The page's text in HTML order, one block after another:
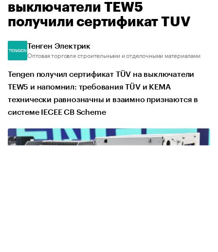
выключатели TEW5
получили сертификат TUV
Тенген Электрик
Оптовая торговля строительными и отделочными материалами
Tengen получил сертификат TÜV на выключатели
TEW5 и напомнил: требования TÜV и KEMA
технически равнозначны и взаимно признаются в
системе IECEE CB Scheme